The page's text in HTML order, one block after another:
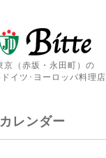
京（赤坂・永田町）の
イツ･ヨーロッパ料理店
レンダー